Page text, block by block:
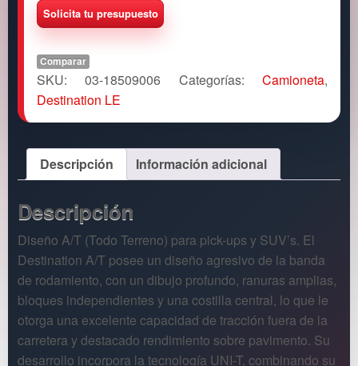
Comparar
SKU:03-18509006 Categorías:Camioneta,
Destination LE
Descripción Información adicional
Descripción
Diseño A/T (Todo Terreno) para pick-ups y SUV’s. El
Destination A/T posee un diseño agresivo de la banda
de rodamiento, con un dibujo profundo, ranuras amplias,
bloques independientes y una costilla central, lo que le
otorga una excelente capacidad de tracción fuera de la
carretera y destacado rendimiento sobre pavimento. Su
desarrollo incorpora la tecnología UNI-T, combinando su